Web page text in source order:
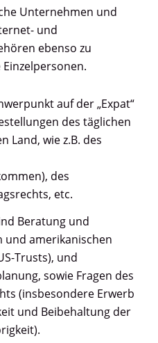
Unternehmen und
und
ebenso zu
auf der „Expat“
des täglichen
Land, wie z.B. des
des
etc.
Beratung und
amerikanischen
Trusts), und
sowie Fragen des
(insbesondere Erwerb
und Beibehaltung der